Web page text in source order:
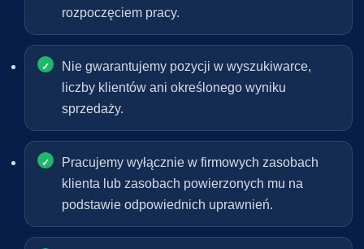
rozpoczęciem pracy.
Nie gwarantujemy pozycji w wyszukiwarce,
liczby klientów ani określonego wyniku
sprzedaży.
Pracujemy wyłącznie w firmowych zasobach
klienta lub zasobach powierzonych mu na
podstawie odpowiednich uprawnień.